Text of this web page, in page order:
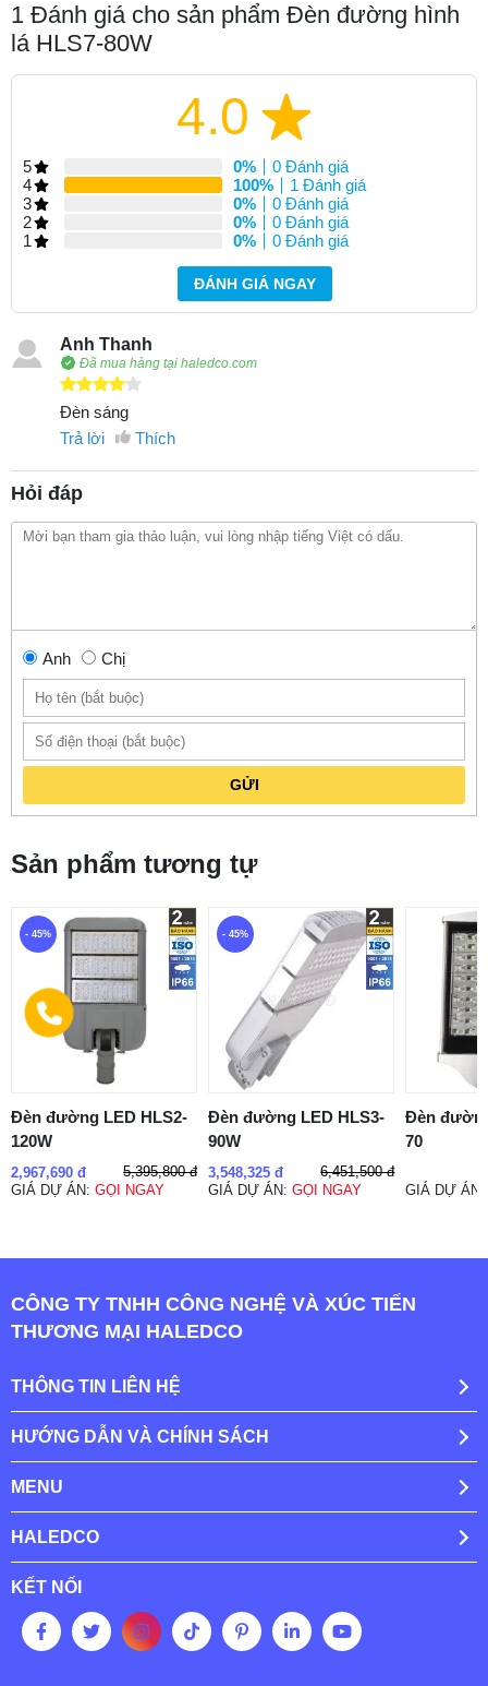
1 Đánh giá cho sản phẩm Đèn đường hình
lá HLS7-80W
4.0
5 0%
0 Đánh giá
4
100%
1 Đánh giá
3
0%
0 Đánh giá
2
0%
0 Đánh giá
1
0% 0 Đánh giá
ĐÁNH GIÁ NGAY
Anh Thanh
Đã mua hàng tại haledco.com
Đèn sáng
Trả lời
Thích
Hỏi đáp
Anh Chị
GỬI
Sản phẩm tương tự
- 45%
Đèn đường LED HLS2-
120W
2,967,690 đ
5,395,800 đ
GIÁ DỰ ÁN: GỌI NGAY
- 45%
Đèn đường LED HLS3-
90W
3,548,325 đ
6,451,500 đ
GIÁ DỰ ÁN:GỌI NGAY
Đèn
70
GIÁ DỰ
CÔNG TY TNHH CÔNG NGHỆ VÀ XÚC TIẾN
THƯƠNG MẠI HALEDCO
THÔNG TIN LIÊN HỆ
HƯỚNG DẪN VÀ CHÍNH SÁCH
MENU
HALEDCO
KẾT NỐI